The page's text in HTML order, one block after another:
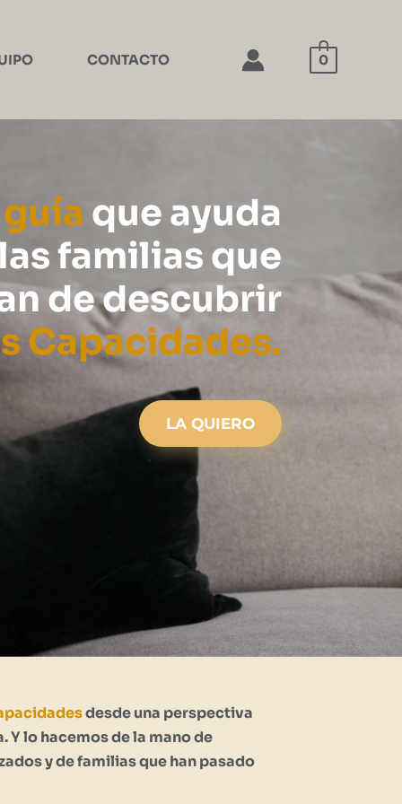
CONTACTO 0
guía que ayuda
familias que
de descubrir
Capacidades.
LA QUIERO
desde una perspectiva
Y lo hacemos de la mano de
y de familias que han pasado